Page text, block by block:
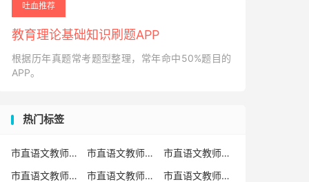
吐血推荐
教育理论基础知识刷题APP
根据历年真题常考题型整理，常年命中50%题目的
APP。
热门标签
市直语文教师招聘 市直语文教师招聘考试真题
市直语文教师招聘考试真题卷
市直语文教师编制考试真题
市直语文教师编制考试真题卷
市直语文教师考试